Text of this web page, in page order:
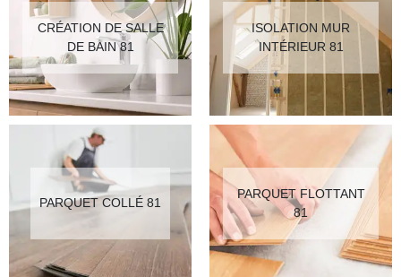
CRÉATION DE SALLE
DE BAIN 81
ISOLATION MUR
INTÉRIEUR 81
PARQUET COLLÉ 81
PARQUET FLOTTANT
81